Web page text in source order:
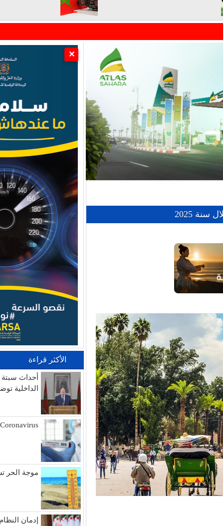
✕
الأكثر قراءة
أحداث سبتة
الداخلية
Coronavirus
موجة الحر
إدمان